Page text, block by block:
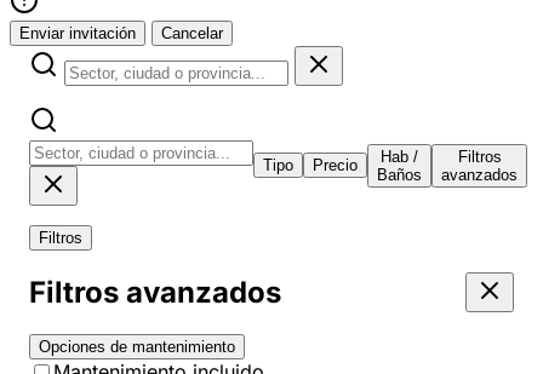
Enviar invitación Cancelar
Tipo Precio
Hab /
Baños
Filtros
avanzados
Filtros
Filtros avanzados
Opciones de mantenimiento